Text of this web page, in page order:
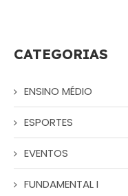
CATEGORIAS
ENSINO MÉDIO
ESPORTES
EVENTOS
FUNDAMENTAL I